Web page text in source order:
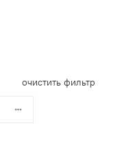
очистить фильтр